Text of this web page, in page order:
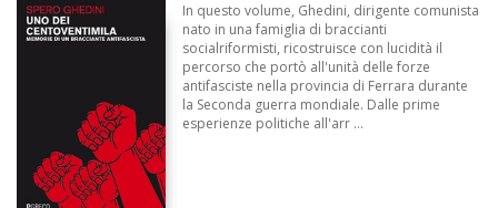
In questo volume, Ghedini, dirigente comunista
nato in una famiglia di braccianti
socialriformisti, ricostruisce con lucidità il
percorso che portò all'unità delle forze
antifasciste nella provincia di Ferrara durante
la Seconda guerra mondiale. Dalle prime
esperienze politiche all'arr ...